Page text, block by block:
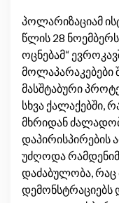
პოლარიზაციამ
წლის 28
ოცნებამ“
მოლაპარაკებები
მასშტაბური
სხვა ქალაქებში,
მხრიდან
დაპირისპირების
უძღოდა
დაძაბულობა, რაც
დემონსტრაციებს